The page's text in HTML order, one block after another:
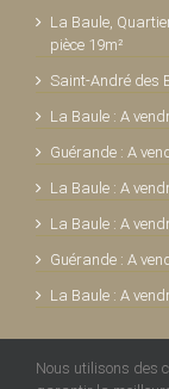
La Baule,
pièce 19m²
Saint-André des
La Baule : A
Guérande : A
La Baule : A
La Baule : A
Guérande : A
La Baule : A
Nous utilisons des